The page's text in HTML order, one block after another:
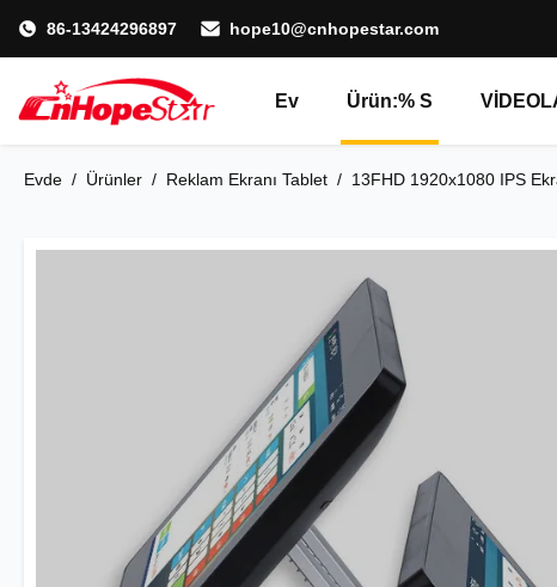
86-13424296897 hope10@cnhopestar.com
Ev Ürün:% S
Evde / Ürünler / Reklam Ekranı Tablet / 13FHD 1920x1080 IPS